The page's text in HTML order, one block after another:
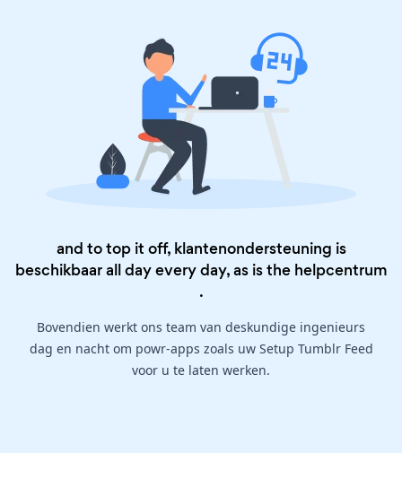
and to top it off, klantenondersteuning is
beschikbaar all day every day, as is the helpcentrum
.
Bovendien werkt ons team van deskundige ingenieurs
dag en nacht om powr-apps zoals uw Setup Tumblr Feed
voor u te laten werken.